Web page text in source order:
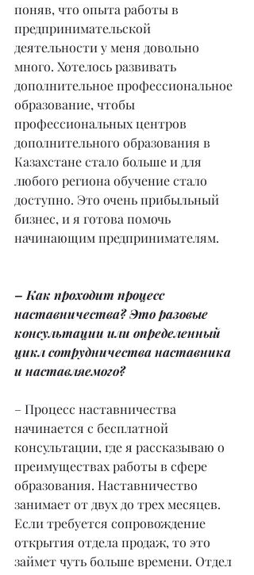
поняв, что опыта работы в
предпринимательской
деятельности у меня довольно
много. Хотелось развивать
дополнительное профессиональное
образование, чтобы
профессиональных центров
дополнительного образования в
Казахстане стало больше и для
любого региона обучение стало
доступно. Это очень прибыльный
бизнес, и я готова помочь
начинающим предпринимателям.
– Как проходит процесс
наставничества? Это разовые
консультации или определенный
цикл сотрудничества наставника
и наставляемого?
– Процесс наставничества
начинается с бесплатной
консультации, где я рассказываю о
преимуществах работы в сфере
образования. Наставничество
занимает от двух до трех месяцев.
Если требуется сопровождение
открытия отдела продаж, то это
займет чуть больше времени. Отдел